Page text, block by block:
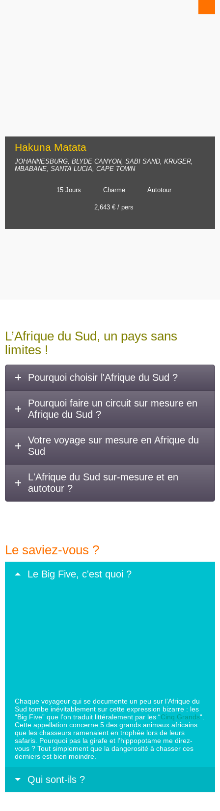
Hakuna Matata
JOHANNESBURG, BLYDE CANYON, SABI SAND, KRUGER,
MBABANE, SANTA LUCIA, CAPE TOWN
15 Jours Charme Autotour
2,643 € / pers
L’Afrique du Sud, un pays sans
limites !
Pourquoi choisir l'Afrique du Sud ?
Pourquoi faire un circuit sur mesure en
Afrique du Sud ?
Votre voyage sur mesure en Afrique du
Sud
L'Afrique du Sud sur-mesure et en
autotour ?
Le saviez-vous ?
Le Big Five, c'est quoi ?
Chaque voyageur qui se documente un peu sur l’Afrique du
Sud tombe inévitablement sur cette expression bizarre : les
“Big Five” que l’on traduit littéralement par les “Cinq Grands“.
Cette appellation concerne 5 des grands animaux africains
que les chasseurs ramenaient en trophée lors de leurs
safaris. Pourquoi pas la girafe et l’hippopotame me direz-
vous ? Tout simplement que la dangerosité à chasser ces
derniers est bien moindre.
Qui sont-ils ?